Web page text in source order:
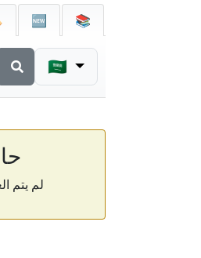
🆕 📚
🇸🇦
لم يتم